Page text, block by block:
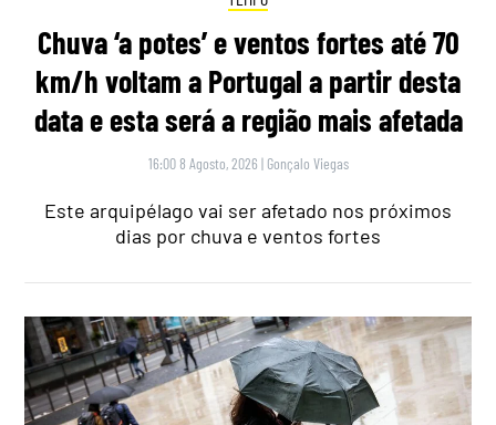
Chuva ‘a potes’ e ventos fortes até 70
km/h voltam a Portugal a partir desta
data e esta será a região mais afetada
16:00 8 Agosto, 2026 | Gonçalo Viegas
Este arquipélago vai ser afetado nos próximos
dias por chuva e ventos fortes